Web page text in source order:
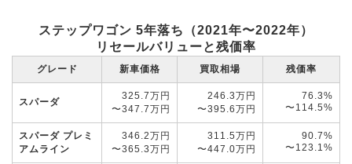
ステップワゴン 5年落ち（2021年〜2022年）
リセールバリューと残価率
グレード 新車価格 買取相場 残価率
スパーダ
325.7万円
〜347.7万円
246.3万円
〜395.6万円
76.3%
〜114.5%
スパーダ プレミ
アムライン
346.2万円
〜365.3万円
311.5万円
〜447.0万円
90.7%
〜123.1%